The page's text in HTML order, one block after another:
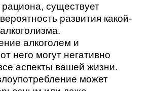
существует
развития какой-
алкоголем и
него могут негативно
аспекты вашей жизни.
может